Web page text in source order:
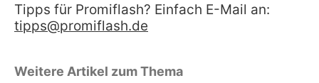
Tipps für Promiflash? Einfach E-Mail an:
tipps@promiflash.de
Weitere Artikel zum Thema